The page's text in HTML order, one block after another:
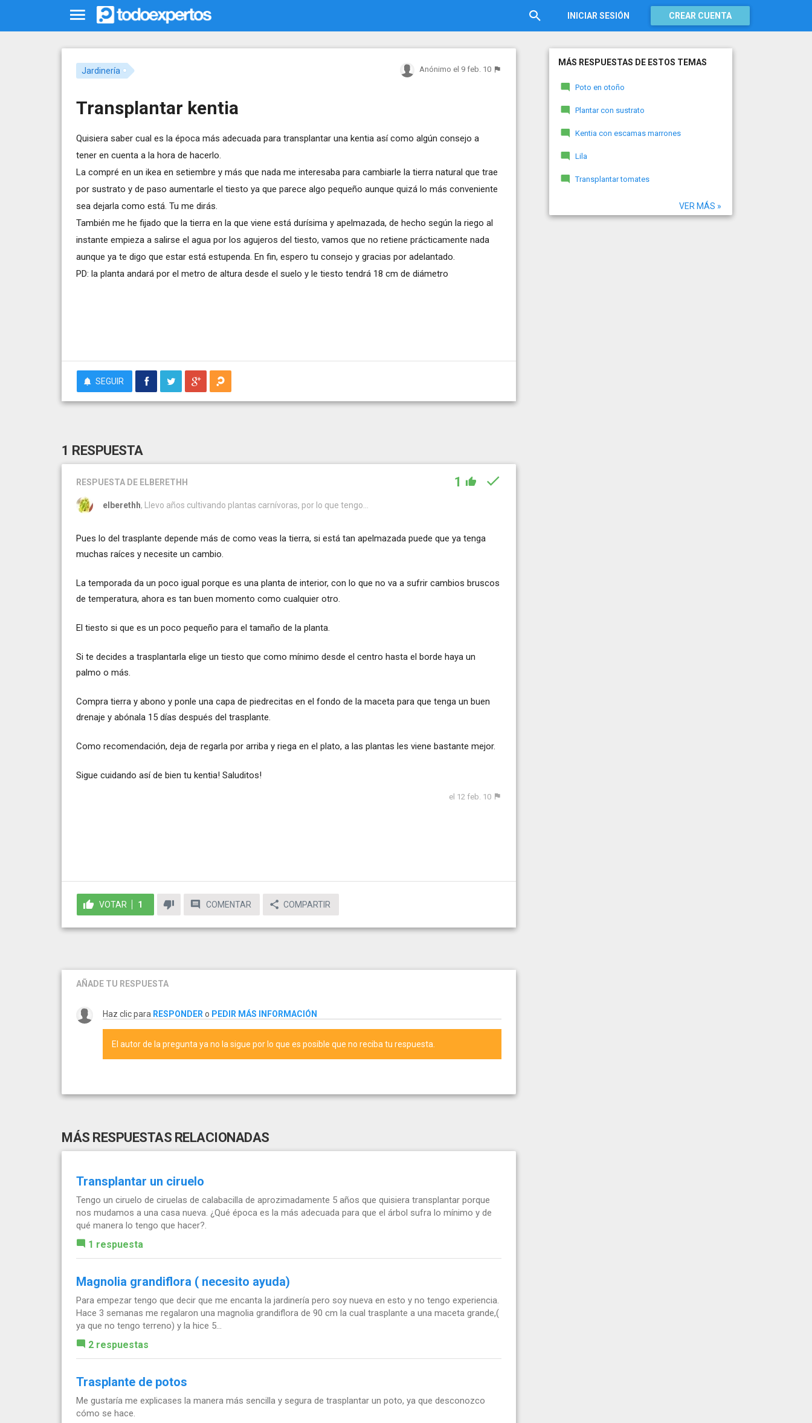
INICIAR SESIÓN CREAR CUENTA
Jardinería Anónimo el 9 feb. 10
Transplantar kentia
Quisiera saber cual es la época más adecuada para transplantar una kentia así como algún consejo a
tener en cuenta a la hora de hacerlo.
La compré en un ikea en setiembre y más que nada me interesaba para cambiarle la tierra natural que trae
por sustrato y de paso aumentarle el tiesto ya que parece algo pequeño aunque quizá lo más conveniente
sea dejarla como está. Tu me dirás.
También me he fijado que la tierra en la que viene está durísima y apelmazada, de hecho según la riego al
instante empieza a salirse el agua por los agujeros del tiesto, vamos que no retiene prácticamente nada
aunque ya te digo que estar está estupenda. En fin, espero tu consejo y gracias por adelantado.
PD: la planta andará por el metro de altura desde el suelo y le tiesto tendrá 18 cm de diámetro
SEGUIR
1 RESPUESTA
RESPUESTA DE ELBERETHH 1
elberethh, Llevo años cultivando plantas carnívoras, por lo que tengo...
Pues lo del trasplante depende más de como veas la tierra, si está tan apelmazada puede que ya tenga
muchas raíces y necesite un cambio.
La temporada da un poco igual porque es una planta de interior, con lo que no va a sufrir cambios bruscos
de temperatura, ahora es tan buen momento como cualquier otro.
El tiesto si que es un poco pequeño para el tamaño de la planta.
Si te decides a trasplantarla elige un tiesto que como mínimo desde el centro hasta el borde haya un
palmo o más.
Compra tierra y abono y ponle una capa de piedrecitas en el fondo de la maceta para que tenga un buen
drenaje y abónala 15 días después del trasplante.
Como recomendación, deja de regarla por arriba y riega en el plato, a las plantas les viene bastante mejor.
Sigue cuidando así de bien tu kentia! Saluditos!
el 12 feb. 10
VOTAR 1 COMENTAR COMPARTIR
AÑADE TU RESPUESTA
Haz clic para RESPONDER o PEDIR MÁS INFORMACIÓN
El autor de la pregunta ya no la sigue por lo que es posible que no reciba tu respuesta.
MÁS RESPUESTAS RELACIONADAS
Transplantar un ciruelo
Tengo un ciruelo de ciruelas de calabacilla de aprozimadamente 5 años que quisiera transplantar porque
nos mudamos a una casa nueva. ¿Qué época es la más adecuada para que el árbol sufra lo mínimo y de
qué manera lo tengo que hacer?.
1 respuesta
Magnolia grandiflora ( necesito ayuda)
Para empezar tengo que decir que me encanta la jardinería pero soy nueva en esto y no tengo experiencia.
Hace 3 semanas me regalaron una magnolia grandiflora de 90 cm la cual trasplante a una maceta grande,(
ya que no tengo terreno) y la hice 5...
2 respuestas
Trasplante de potos
Me gustaría me explicases la manera más sencilla y segura de trasplantar un poto, ya que desconozco
cómo se hace.
MÁS RESPUESTAS DE ESTOS TEMAS
Poto en otoño
Plantar con sustrato
Kentia con escamas marrones
Lila
Transplantar tomates
VER MÁS »